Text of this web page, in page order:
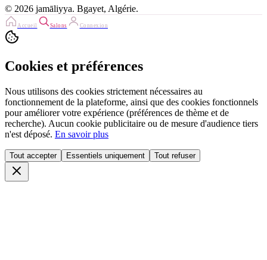
© 2026 jamāliyya. Bgayet, Algérie.
Accueil Salons Connexion
Cookies et préférences
Nous utilisons des cookies strictement nécessaires au
fonctionnement de la plateforme, ainsi que des cookies fonctionnels
pour améliorer votre expérience (préférences de thème et de
recherche). Aucun cookie publicitaire ou de mesure d'audience tiers
n'est déposé. En savoir plus
Tout accepter Essentiels uniquement Tout refuser